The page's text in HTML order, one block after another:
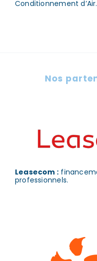
Conditionnement d’Air.
Nos
Leasecom :
professionnels.